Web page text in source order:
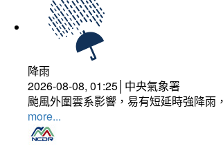
降雨
2026-08-08, 01:25│中央氣象署
颱風外圍雲系影響，易有短延時強降雨
more...